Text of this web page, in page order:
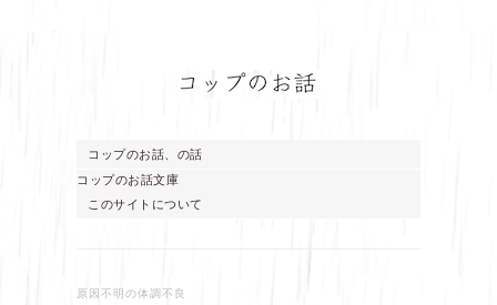
コップのお話、の話
コップのお話文庫
このサイトについて
原因不明の体調不良